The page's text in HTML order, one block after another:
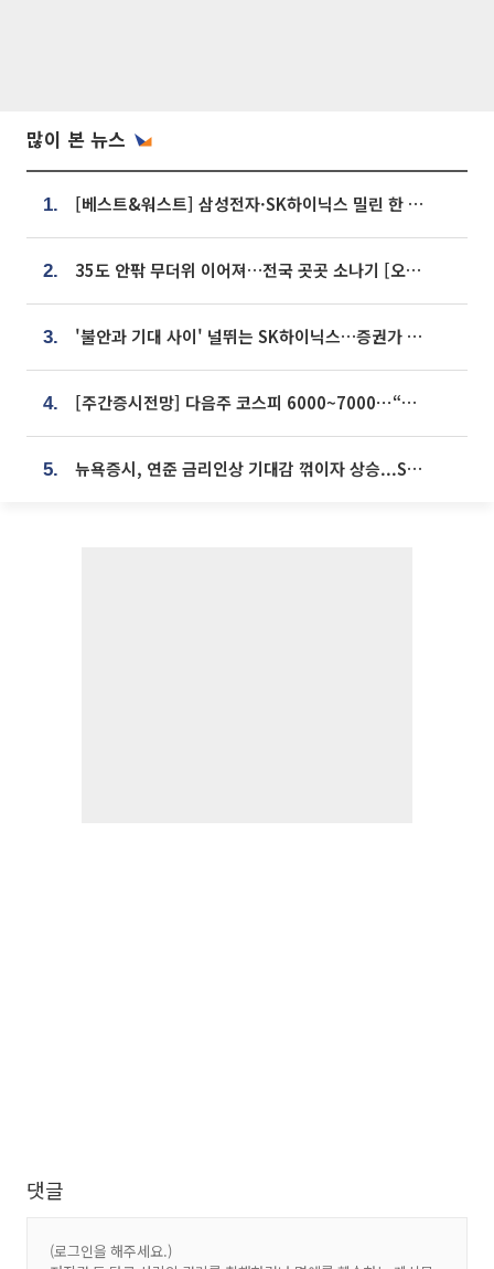
많이 본 뉴스
1. [베스트&워스트] 삼성전자·SK하이닉스 밀린 한 주…상상인증권은 85% 급등
2. 35도 안팎 무더위 이어져…전국 곳곳 소나기 [오늘 날씨]
3. '불안과 기대 사이' 널뛰는 SK하이닉스…증권가 "HBM4·LTA 기반 펀터멘털 견고"
4. [주간증시전망] 다음주 코스피 6000~7000⋯“外人 수급은 정책이 변수”
5. 뉴욕증시, 연준 금리인상 기대감 꺾이자 상승...S&P500 사상 최고치 [종합]
댓글